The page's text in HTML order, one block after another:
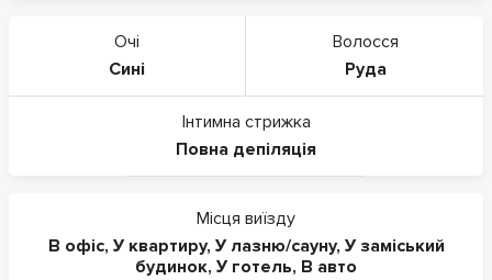
Очі
Сині
Волосся
Руда
Інтимна стрижка
Повна депіляція
Місця виїзду
В офіс, У квартиру, У лазню/сауну, У заміський
будинок, У готель, В авто